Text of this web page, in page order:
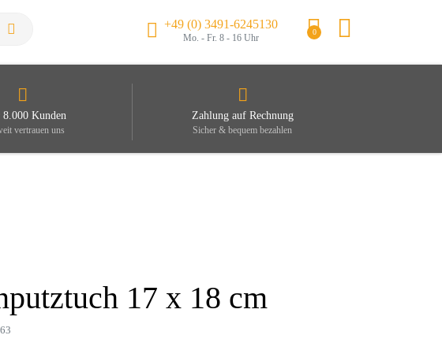
+49 (0) 3491-6245130
Mo. - Fr. 8 - 16 Uhr
0
8.000 Kunden
vertrauen uns
Zahlung auf Rechnung
Sicher & bequem bezahlen
17 x 18 cm